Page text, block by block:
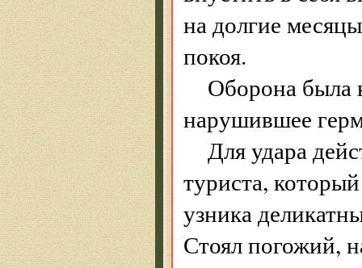
на долгие
покоя.
Оборона была
нарушившее
Для удара
туриста,
узника
Стоял погожий,